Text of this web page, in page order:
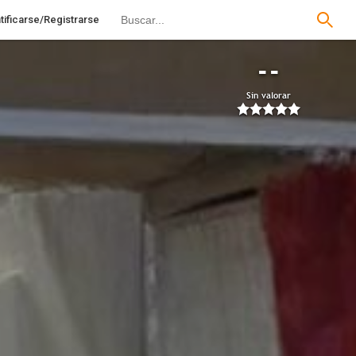
Registrarse
--
Sin valorar